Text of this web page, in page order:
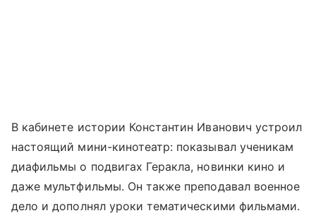
В кабинете истории Константин Иванович устроил
настоящий мини-кинотеатр: показывал ученикам
диафильмы о подвигах Геракла, новинки кино и
даже мультфильмы. Он также преподавал военное
дело и дополнял уроки тематическими фильмами.